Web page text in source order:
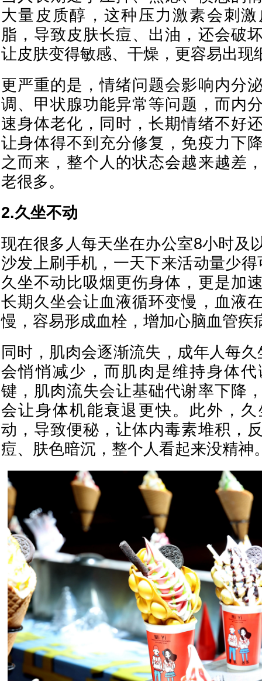
大量皮质醇，这种压力激素会刺
脂，导致皮肤长痘、出油，还会破
让皮肤变得敏感、干燥，更容易出现
更严重的是，情绪问题会影响内分
调、甲状腺功能异常等问题，而内
速身体老化，同时，长期情绪不好
让身体得不到充分修复，免疫力下
之而来，整个人的状态会越来越差
老很多。
2.久坐不动
现在很多人每天坐在办公室8小时及
沙发上刷手机，一天下来活动量少
久坐不动比吸烟更伤身体，更是加
长期久坐会让血液循环变慢，血液
慢，容易形成血栓，增加心脑血管疾
同时，肌肉会逐渐流失，成年人每
会悄悄减少，而肌肉是维持身体
键，肌肉流失会让基础代谢率下降
会让身体机能衰退更快。此外，
动，导致便秘，让体内毒素堆积，
痘、肤色暗沉，整个人看起来没精神